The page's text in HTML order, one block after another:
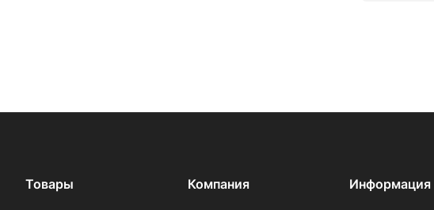
Товары Компания Информация